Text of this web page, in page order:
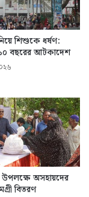
শিশুকে ধর্ষণ:
বছরের আটকাদেশ
উপলক্ষে অসহায়দের
বিতরণ